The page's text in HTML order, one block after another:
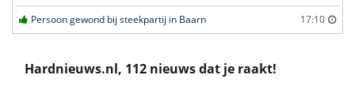
Persoon gewond bij steekpartij in Baarn 17:10
Hardnieuws.nl, 112 nieuws dat je raakt!